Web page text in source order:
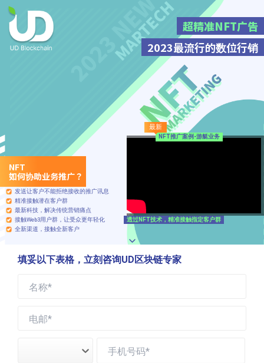
透过NFT技术，精准接触指定客户群
超精准NFT广告
2023最流行的数位行销
如何协助业务推广？
发送让客户不能拒绝接收的推广讯息
精准接触潜在客户群
最新科技，解决传统营销痛点
接触Web3用户群，让受众更年轻化
全新渠道，接触全新客户
NFT推广
以全新Web3方法接触全新客户
传统网络推广
以既有方法接触既有客户
填妥以下表格，立刻咨询UD区块链专家